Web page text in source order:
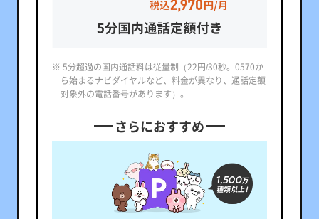
※ 5分超過の国内通話料は従量制（22円/30秒。0570か
ら始まるナビダイヤルなど、料金が異なり、通話定額
対象外の電話番号があります）。
さらにおすすめ